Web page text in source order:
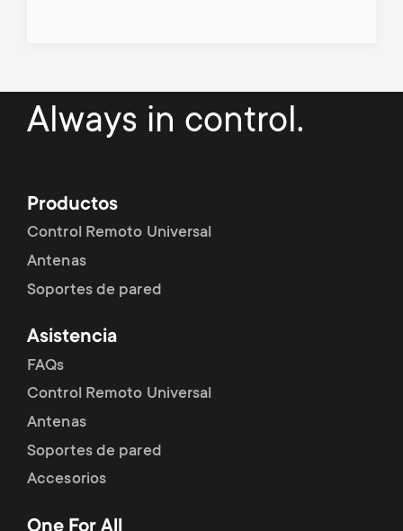
Always in control.
Productos
Control Remoto Universal
Antenas
Soportes de pared
Asistencia
FAQs
Control Remoto Universal
Antenas
Soportes de pared
Accesorios